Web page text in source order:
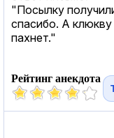
"Посылку
спасибо. А
пахнет."
Рейтинг анекдота